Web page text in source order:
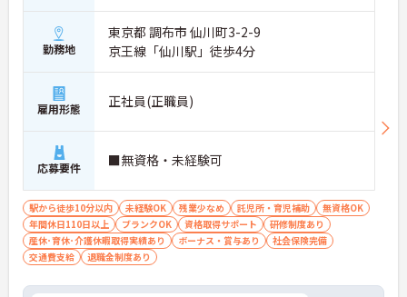
勤務地
東京都 調布市 仙川町3-2-9
京王線「仙川駅」徒歩4分
雇用形態 正社員(正職員)
応募要件 ■無資格・未経験可
駅から徒歩10分以内 未経験OK 残業少なめ 託児所・育児補助
無資格OK
年間休日110日以上
ブランクOK 資格取得サポート
研修制度あり
産休･育休･介護休暇取得実績あり
ボーナス・賞与あり
社会保険完備
交通費支給
退職金制度あり